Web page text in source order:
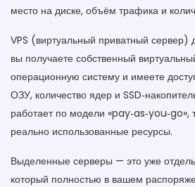
место на диске, объём трафика и
VPS (виртуальный приватный сервер)
вы получаете собственный
операционную систему и имеете
ОЗУ, количество ядер и
работает по модели «pay‑as‑you‑go»,
реально использованные ресурсы.
Выделенные серверы — это уже
который полностью в вашем